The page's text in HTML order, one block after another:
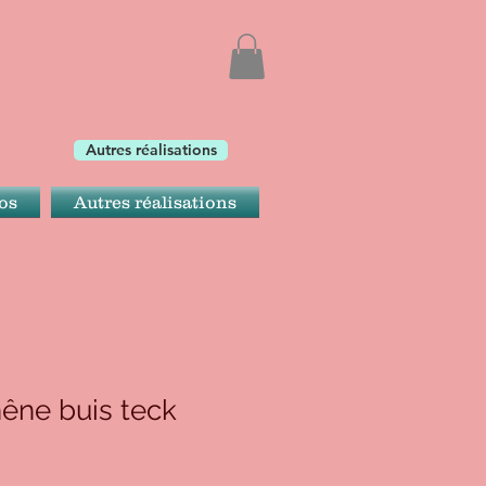
Autres réalisations
Autres réalisations
buis teck